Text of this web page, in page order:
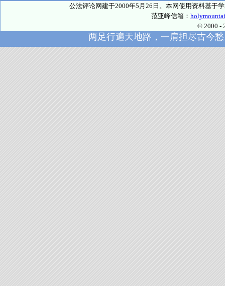
公法评论网建于2000年5月26日。本网使用资料基于
范亚峰信箱：
© 2000 -
两足行遍天地路，一肩担尽古今